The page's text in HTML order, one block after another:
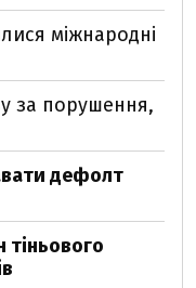
міжнародні
за порушення,
дефолт
тіньового